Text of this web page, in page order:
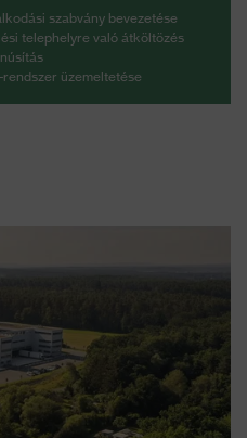
szabvány bevezetése
telephelyre való átköltözés
üzemeltetése